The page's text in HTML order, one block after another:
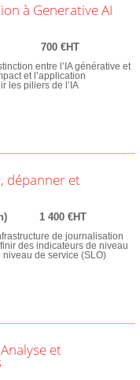
à Generative AI
700 €HT
entre l’IA générative et
et l’application
les piliers de l’IA
dépanner et
1 400 €HT
de journalisation
des indicateurs de niveau
de service (SLO)
et